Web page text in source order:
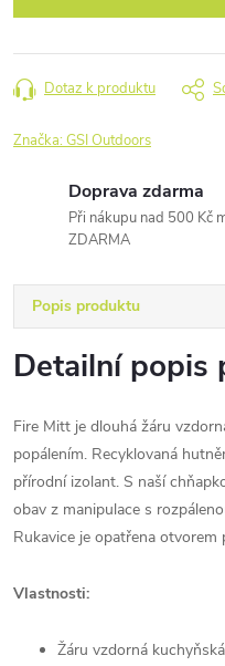
Dotaz k produktu
Značka:GSI Outdoors
Doprava zdarma
Při nákupu nad 500 Kč
ZDARMA
Popis produktu
Detailní popis
Fire Mitt je dlouhá žáru
popálením. Recyklovaná
přírodní izolant. S naší
obav z manipulace s
Rukavice je opatřena otvorem
Vlastnosti:
Žáru vzdorná